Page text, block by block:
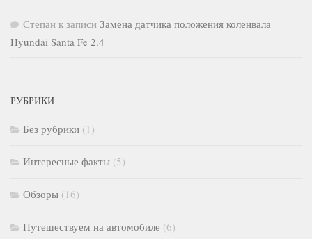
Степан к записи Замена датчика положения коленвала
Hyundai Santa Fe 2.4
РУБРИКИ
Без рубрики (1)
Интересные факты (5)
Обзоры (16)
Путешествуем на автомобиле (6)